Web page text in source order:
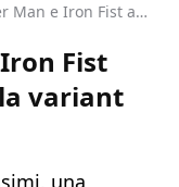
Marvel: Power Man e Iron Fist arringano i lettori dalla variant di Bill Sienkiewicz
Fist
variant